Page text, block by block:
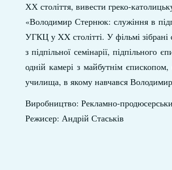
ХХ століття, вивести греко-
«Володимир Стернюк: служіння в
УГКЦ у XX столітті. У фільмі
з підпільної семінарії,
одній камері з майбутнім
училища, в якому навчався
Виробництво: Рекламно-
Режисер: Андрій Стаськів